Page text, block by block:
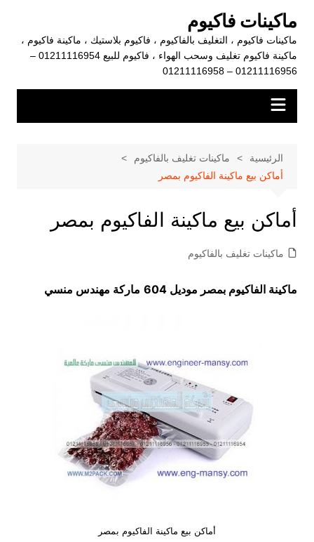
المحتوى
ماكينات فاكيوم
ماكينات فاكيوم ، التغليف بالفاكيوم ، فاكيوم بلاستيك ، ماكينة فاكيوم ،
ماكينة فاكيوم تغليف وسحب الهواء ، فاكيوم للبيع 01211116954 –
01211116956 – 01211116958
الرئيسية
ماكينات تغليف بالفاكيوم
أماكن بيع ماكينة الفاكيوم بمصر
أماكن بيع ماكينة الفاكيوم بمصر
ماكينات تغليف بالفاكيوم
ماكينة الفاكيوم بمصر موديل 604 ماركة مهندس منسي
أماكن بيع ماكينة الفاكيوم بمصر